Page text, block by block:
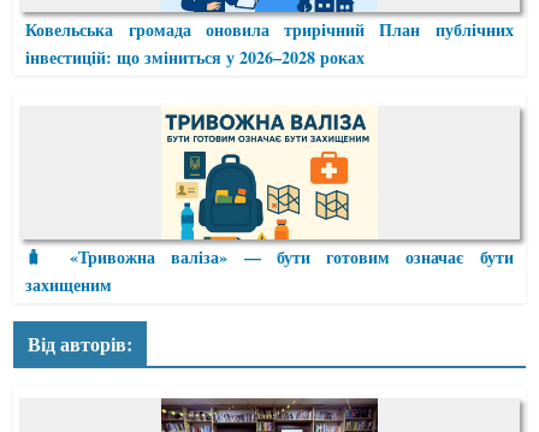
Ковельська громада оновила трирічний План публічних
інвестицій: що зміниться у 2026–2028 роках
🧳 «Тривожна валіза» — бути готовим означає бути
захищеним
Від авторів: